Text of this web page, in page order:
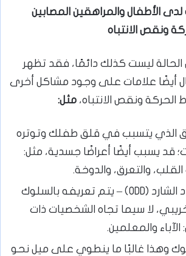
لدى الأطفال والمراهقين المصابين
ونقص الانتباه
ليست كذلك دائمًا، فقد تظهر
أيضًا علامات على وجود مشاكل أخرى
ونقص الانتباه، مثل:
الذي يتسبب في قلق طفلك وتوتره
قد يسبب أيضًا أعراضًا جسدية، مثل:
والتعرق، والدوخة.
اضطراب العناد الشارد (ODD) – يتم تعريفه بالسلوك
لا سيما تجاه الشخصيات ذات
والمعلمين.
وهذا غالبًا ما ينطوي على ميل نحو